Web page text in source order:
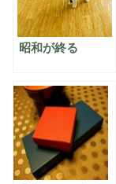
昭和が終る